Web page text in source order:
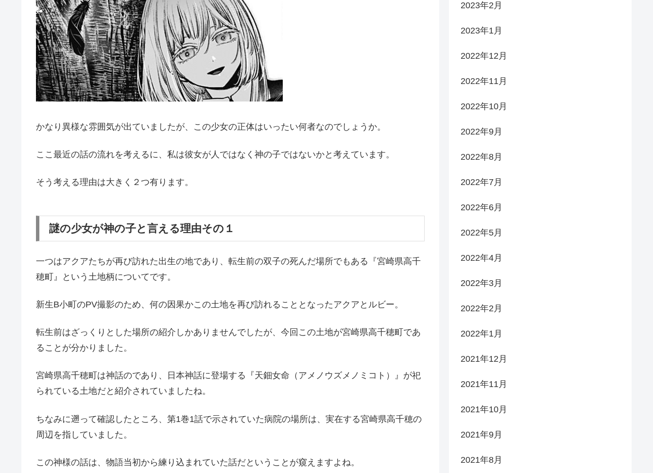
かなり異様な雰囲気が出ていましたが、この少女の正体はいったい何者なのでしょうか。
ここ最近の話の流れを考えるに、私は彼女が人ではなく神の子ではないかと考えています。
そう考える理由は大きく２つ有ります。
謎の少女が神の子と言える理由その１
一つはアクアたちが再び訪れた出生の地であり、転生前の双子の死んだ場所でもある『宮崎県高千
穂町』という土地柄についてです。
新生B小町のPV撮影のため、何の因果かこの土地を再び訪れることとなったアクアとルビー。
転生前はざっくりとした場所の紹介しかありませんでしたが、今回この土地が宮崎県高千穂町であ
ることが分かりました。
宮崎県高千穂町は神話のであり、日本神話に登場する『天鈿女命（アメノウズメノミコト）』が祀
られている土地だと紹介されていましたね。
ちなみに遡って確認したところ、第1巻1話で示されていた病院の場所は、実在する宮崎県高千穂の
周辺を指していました。
この神様の話は、物語当初から練り込まれていた話だということが窺えますよね。
2023年2月
2023年1月
2022年12月
2022年11月
2022年10月
2022年9月
2022年8月
2022年7月
2022年6月
2022年5月
2022年4月
2022年3月
2022年2月
2022年1月
2021年12月
2021年11月
2021年10月
2021年9月
2021年8月